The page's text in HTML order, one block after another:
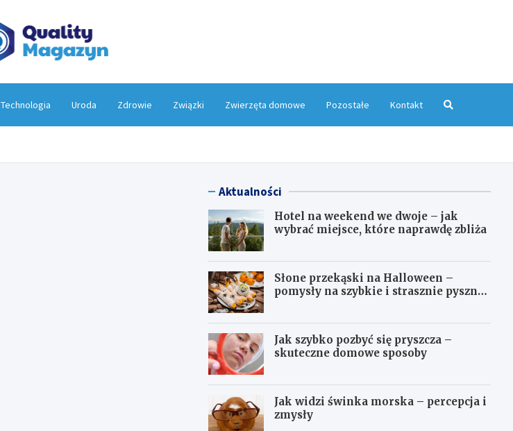
Technologia Uroda Zdrowie Związki Zwierzęta domowe Pozostałe Kontakt
Aktualności
Hotel na weekend we dwoje – jak
wybrać miejsce, które naprawdę zbliża
Słone przekąski na Halloween –
pomysły na szybkie i strasznie pyszne
Jak szybko pozbyć się pryszcza –
skuteczne domowe sposoby
Jak widzi świnka morska – percepcja i
zmysły